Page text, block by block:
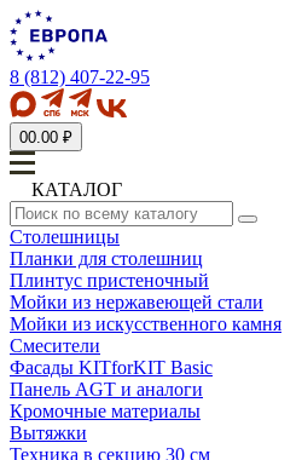
8 (812) 407-22-95
00.00 ₽
КАТАЛОГ
Столешницы
Планки для столешниц
Плинтус пристеночный
Мойки из нержавеющей стали
Мойки из искусственного камня
Смесители
Фасады KITforKIT Basic
Панель AGT и аналоги
Кромочные материалы
Вытяжки
Техника в секцию 30 см